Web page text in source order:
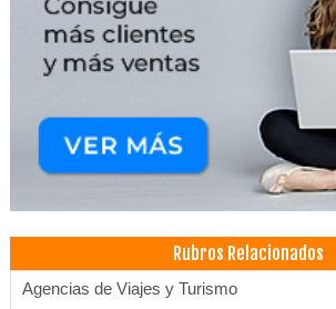
Rubros Relacionados
Agencias de Viajes y Turismo